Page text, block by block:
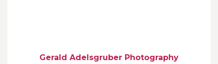
Gerald Adelsgruber Photography